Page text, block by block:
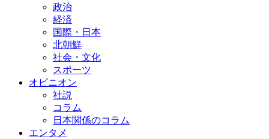
政治
経済
国際・日本
北朝鮮
社会・文化
スポーツ
オピニオン
社説
コラム
日本関係のコラム
エンタメ